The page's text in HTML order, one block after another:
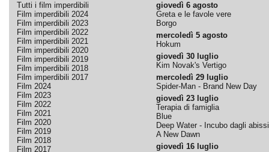
Tutti i film imperdibili
Film imperdibili 2024
Film imperdibili 2023
Film imperdibili 2022
Film imperdibili 2021
Film imperdibili 2020
Film imperdibili 2019
Film imperdibili 2018
Film imperdibili 2017
Film 2024
Film 2023
Film 2022
Film 2021
Film 2020
Film 2019
Film 2018
Film 2017
giovedì 6 agosto
Greta e le favole vere
Borgo
mercoledì 5 agosto
Hokum
giovedì 30 luglio
Kim Novak's Vertigo
mercoledì 29 luglio
Spider-Man - Brand New Day
giovedì 23 luglio
Terapia di famiglia
Blue
Deep Water - Incubo dagli abissi
A New Dawn
giovedì 16 luglio